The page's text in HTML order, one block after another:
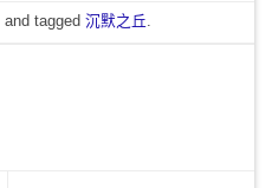
and tagged沉默之丘.